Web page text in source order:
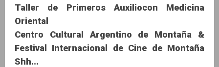
Taller de Primeros Auxiliocon Medicina
Oriental
Centro Cultural Argentino de Montaña &
Festival Internacional de Cine de Montaña
Shh...